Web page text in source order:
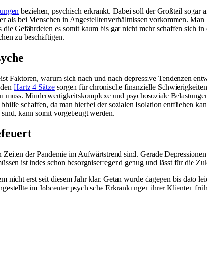
beziehen, psychisch erkrankt. Dabei soll der Großteil sogar
bei Menschen in Angestelltenverhältnissen vorkommen.
Gefährdeten es somit kaum bis gar nicht mehr schaffen sich
zu beschäftigen.
Faktoren, warum sich nach und nach depressive Tendenzen
Hartz 4 Sätze sorgen für chronische finanzielle
Minderwertigkeitskomplexe und psychosoziale
schaffen, da man hierbei der sozialen Isolation entfliehen
kann somit vorgebeugt werden.
der Pandemie im Aufwärtstrend sind. Gerade
ist indes schon besorgniserregend genug und lässt für die
erst seit diesem Jahr klar. Getan wurde dagegen bis dato
im Jobcenter psychische Erkrankungen ihrer Klienten